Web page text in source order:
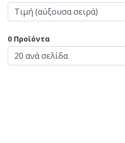
0 Προϊόντα